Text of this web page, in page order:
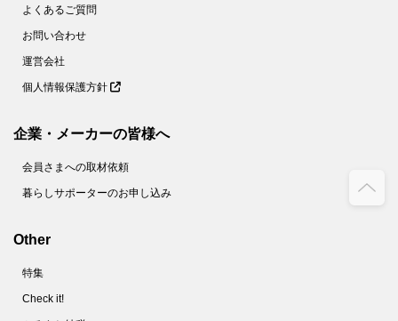
よくあるご質問
お問い合わせ
運営会社
個人情報保護方針
企業・メーカーの皆様へ
会員さまへの取材依頼
暮らしサポーターのお申し込み
Other
特集
Check it!